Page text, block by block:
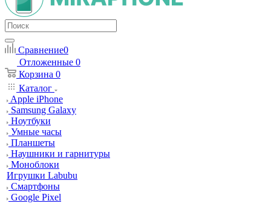
Сравнение0
Отложенные 0
Корзина 0
Каталог
Apple iPhone
Samsung Galaxy
Ноутбуки
Умные часы
Планшеты
Наушники и гарнитуры
Моноблоки
Игрушки Labubu
Смартфоны
Google Pixel